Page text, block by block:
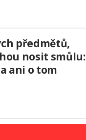
předmětů,
nosit smůlu:
ani o tom